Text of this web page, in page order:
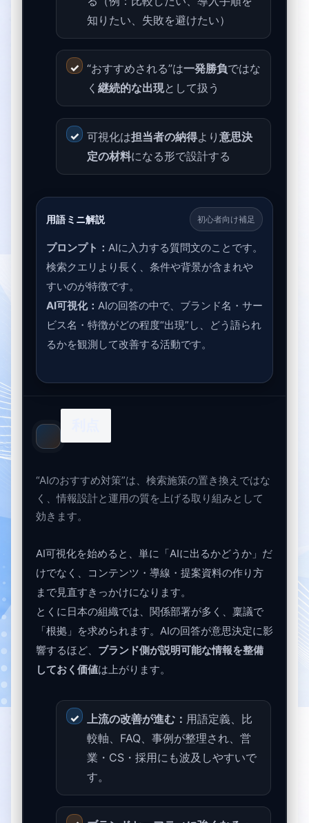
知りたい、失敗を避けたい）
“おすすめされる”は一発勝負ではな
く継続的な出現として扱う
可視化は担当者の納得より意思決
定の材料になる形で設計する
用語ミニ解説 初心者向け補足
プロンプト： AIに入力する質問文のことです。
検索クエリより長く、条件や背景が含まれや
すいのが特徴です。
AI可視化： AIの回答の中で、ブランド名・サー
ビス名・特徴がどの程度“出現”し、どう語られ
るかを観測して改善する活動です。
“AIのおすすめ対策”は、検索施策の置き換えではな
く、情報設計と運用の質を上げる取り組みとして
効きます。
AI可視化を始めると、単に「AIに出るかどうか」だ
けでなく、コンテンツ・導線・提案資料の作り方
まで見直すきっかけになります。
とくに日本の組織では、関係部署が多く、稟議で
「根拠」を求められます。AIの回答が意思決定に影
響するほど、 ブランド側が説明可能な情報を整備
しておく価値は上がります。
上流の改善が進む： 用語定義、比
較軸、FAQ、事例が整理され、営
業・CS・採用にも波及しやすいで
す。